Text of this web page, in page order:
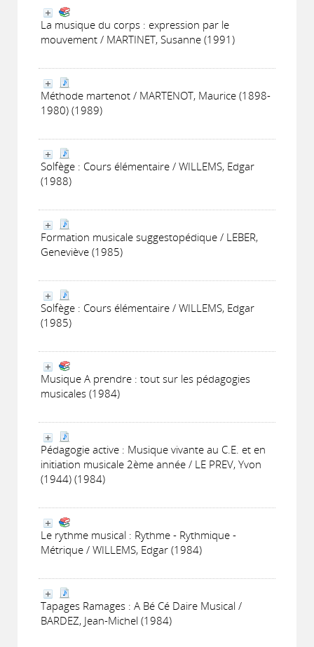
La musique du corps : expression par le
mouvement / MARTINET, Susanne (1991)
Méthode martenot / MARTENOT, Maurice (1898-
1980) (1989)
Solfège : Cours élémentaire / WILLEMS, Edgar
(1988)
Formation musicale suggestopédique / LEBER,
Geneviève (1985)
Solfège : Cours élémentaire / WILLEMS, Edgar
(1985)
Musique A prendre : tout sur les pédagogies
musicales (1984)
Pédagogie active : Musique vivante au C.E. et en
initiation musicale 2ème année / LE PREV, Yvon
(1944) (1984)
Le rythme musical : Rythme - Rythmique -
Métrique / WILLEMS, Edgar (1984)
Tapages Ramages : A Bé Cé Daire Musical /
BARDEZ, Jean-Michel (1984)